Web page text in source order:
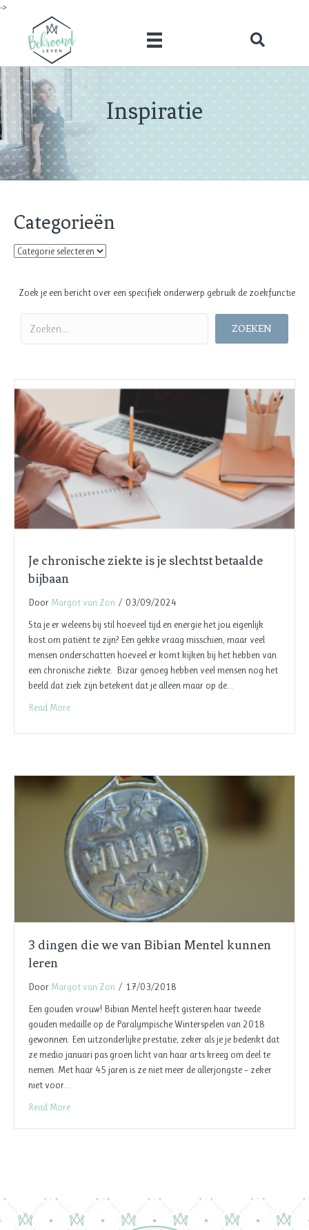
->
Inspiratie
Categorieën
Categorieën
Zoek je een bericht over een specifiek onderwerp gebruik de zoekfunctie
ZOEKEN
Je chronische ziekte is je slechtst betaalde
bijbaan
Door Margot van Zon / 03/09/2024
Sta je er weleens bij stil hoeveel tijd en energie het jou eigenlijk
kost om patiënt te zijn? Een gekke vraag misschien, maar veel
mensen onderschatten hoeveel er komt kijken bij het hebben van
een chronische ziekte. Bizar genoeg hebben veel mensen nog het
beeld dat ziek zijn betekent dat je alleen maar op de…
Read More
3 dingen die we van Bibian Mentel kunnen
leren
Door Margot van Zon / 17/03/2018
Een gouden vrouw! Bibian Mentel heeft gisteren haar tweede
gouden medaille op de Paralympische Winterspelen van 2018
gewonnen. Een uitzonderlijke prestatie, zeker als je je bedenkt dat
ze medio januari pas groen licht van haar arts kreeg om deel te
nemen. Met haar 45 jaren is ze niet meer de allerjongste – zeker
niet voor…
Read More